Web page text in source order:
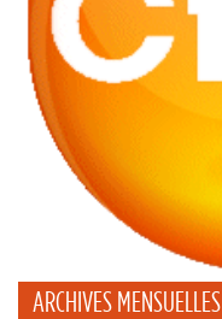
ARCHIVES MENSUELLES